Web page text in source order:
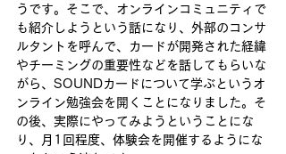
うです。そこで、オンラインコミュニティで
も紹介しようという話になり、外部のコンサ
ルタントを呼んで、カードが開発された経緯
やチーミングの重要性などを話してもらいな
がら、SOUNDカードについて学ぶというオ
ンライン勉強会を開くことになりました。そ
の後、実際にやってみようということにな
り、月1回程度、体験会を開催するようにな